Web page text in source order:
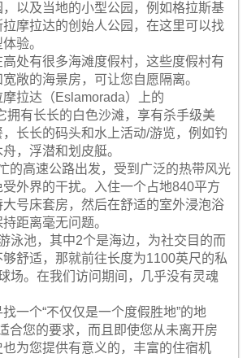
以及当地的小型公园，例如格拉斯基
拉摩拉达的创始人公园，在这里可以找
验。
处有很多海滩度假村，这些度假村有
敞的海景房，可让您自愿隔离。
拉达（Eslamorada）上的
拥有长长的白色沙滩，享有杀手级美
长长的码头和水上活动/游览，例如钓
，浮潜和划皮艇。
的高速公路出发，受到广泛的热带风光
外界的干扰。入住一个占地840平方
号床套房，然后在舒适的室外浸泡浴
距离毫无问题。
泳池，其中2个是海边，为社交目的而
舒适，那就前往长度为1100英尺的私
场。在我们访问期间，几乎没有灵魂
一个“不仅仅是一个度假胜地”的地
合您的要求，而且即使您从未离开房
为您提供有意义的，丰富的住宿机